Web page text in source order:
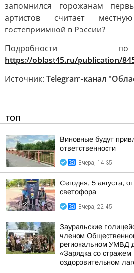
запомнился горожанам
артистов считает
гостеприимной в России?
Подробности
https://oblast45.ru/publication/
Источник: Telegram-канал
ТОП
Виновные будут
ответственности
Вчера, 14:35
Сегодня, 5 августа,
светофора
Вчера, 22:45
Зауральские
членом
региональном УМВД
«Зарядка со стражем
оздоровительном